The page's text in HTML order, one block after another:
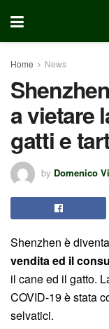
Home News
a vietare
gatti e
by Domenico
Shenzhen è
vendita ed il
il cane ed il gatto.
COVID-19 è stata
selvatici.